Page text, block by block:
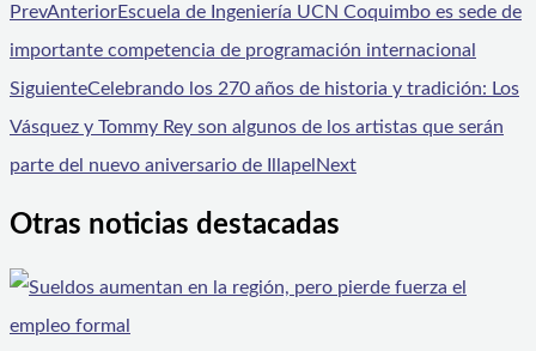
PrevAnteriorEscuela de Ingeniería UCN Coquimbo es sede de
importante competencia de programación internacional
SiguienteCelebrando los 270 años de historia y tradición: Los
Vásquez y Tommy Rey son algunos de los artistas que serán
parte del nuevo aniversario de IllapelNext
Otras noticias destacadas